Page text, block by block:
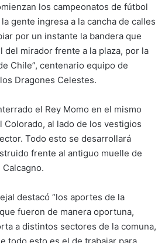
los campeonatos de fútbol
gente ingresa a la cancha de calles
por un instante la bandera que
del mirador frente a la plaza, por la
Chile”, centenario equipo de
Dragones Celestes.
el Rey Momo en el mismo
Colorado, al lado de los vestigios
Todo esto se desarrollará
frente al antiguo muelle de
Calcagno.
destacó “los aportes de la
fueron de manera oportuna,
a distintos sectores de la comuna,